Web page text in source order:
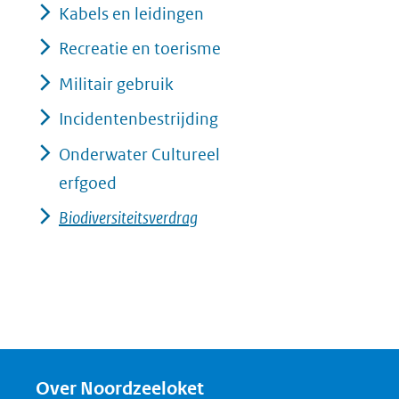
Kabels en leidingen
Recreatie en toerisme
Militair gebruik
Incidentenbestrijding
Onderwater Cultureel
erfgoed
Biodiversiteitsverdrag
Over Noordzeeloket